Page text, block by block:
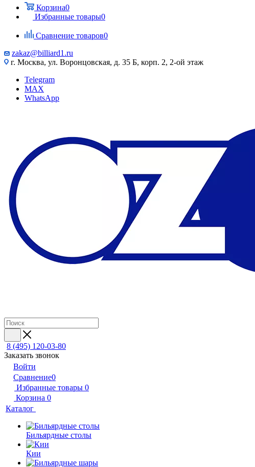
Корзина0
Избранные товары0
Сравнение товаров0
zakaz@billiard1.ru
г. Москва, ул. Воронцовская, д. 35 Б, корп. 2, 2-ой этаж
Telegram
MAX
WhatsApp
8 (495) 120-03-80
Заказать звонок
Войти
Сравнение0
Избранные товары 0
Корзина 0
Каталог
Бильярдные столы
Кии